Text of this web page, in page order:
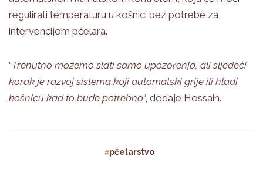
regulirati temperaturu u košnici bez potrebe za
intervencijom pčelara.
“Trenutno možemo slati samo upozorenja, ali sljedeći
korak je razvoj sistema koji automatski grije ili hladi
košnicu kad to bude potrebno“, dodaje Hossain.
pčelarstvo